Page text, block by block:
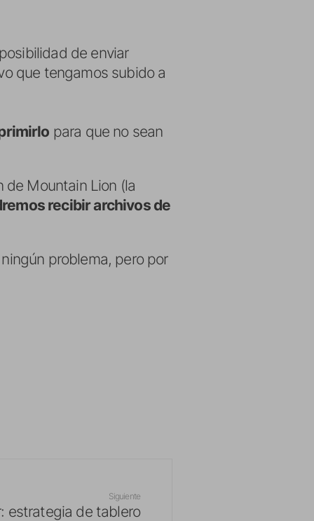
de enviar
que tengamos subido a
para que no sean
Mountain Lion (la
recibir archivos de
problema, pero por
Siguiente
estrategia de tablero